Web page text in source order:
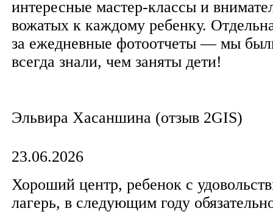
интересные мастер-классы и
вожатых к каждому ребенку.
за ежедневные фотоотчеты — мы
всегда знали, чем заняты дети!
Эльвира Хасаншина (отзыв 2GIS)
23.06.2026
Хороший центр, ребенок с
лагерь, в следующим году